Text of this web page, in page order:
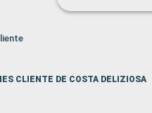
CLIENTE DE COSTA DELIZIOSA